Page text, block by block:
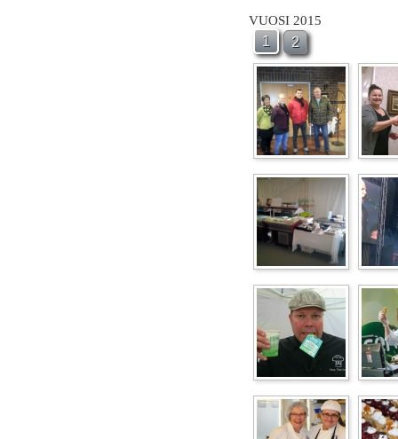
VUOSI 2015
1 2